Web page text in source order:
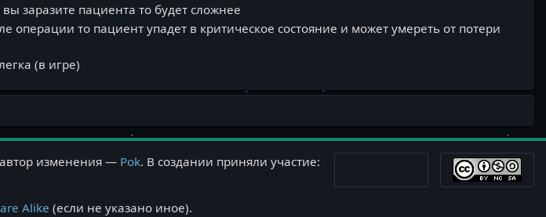
заразите пациента то будет сложнее
операции то пациент упадет в критическое состояние и может умереть от потери
(в игре)
изменения — Pok. В создании приняли участие:
Alike (если не указано иное).